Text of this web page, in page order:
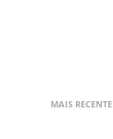
MAIS RECENTE